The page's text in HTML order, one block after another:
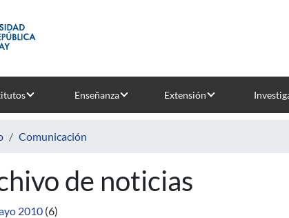
Enseñanza Extensión
Comunicación
de noticias
2010 (6)